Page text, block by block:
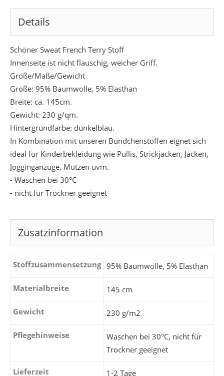
Details
Schöner Sweat French Terry Stoff
Innenseite ist nicht flauschig, weicher Griff.
Größe/Maße/Gewicht
Größe: 95% Baumwolle, 5% Elasthan
Breite: ca. 145cm.
Gewicht: 230 g/qm.
Hintergrundfarbe: dunkelblau.
In Kombination mit unseren Bündchenstoffen eignet sich
ideal für Kinderbekleidung wie Pullis, Strickjacken, Jacken,
Jogginganzüge, Mützen uvm.
- Waschen bei 30°C
- nicht für Trockner geeignet
Zusatzinformation
Stoffzusammensetzung 95% Baumwolle, 5% Elasthan
Materialbreite 145 cm
Gewicht 230 g/m2
Pflegehinweise
Waschen bei 30°C, nicht für
Trockner geeignet
Lieferzeit 1-2 Tage